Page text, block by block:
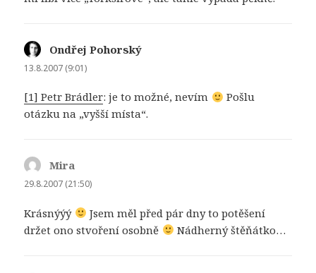
Ondřej Pohorský
13.8.2007 (9:01)
[1] Petr Brádler: je to možné, nevím
Pošlu
otázku na „vyšší místa“.
Mira
29.8.2007 (21:50)
Krásnýýý
Jsem měl před pár dny to potěšení
držet ono stvoření osobně
Nádherný štěňátko…